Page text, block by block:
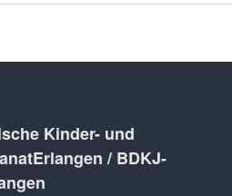
Kinder- und
/ BDKJ-